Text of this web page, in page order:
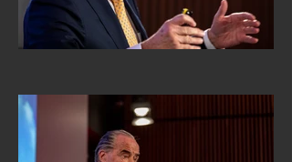
hohen Sicherheitsstandards und
der Zuverlässigkeit können alle
Die neuen Captains erkennen